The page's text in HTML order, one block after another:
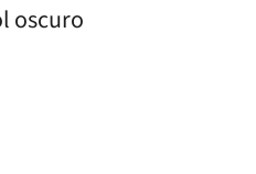
oscuro